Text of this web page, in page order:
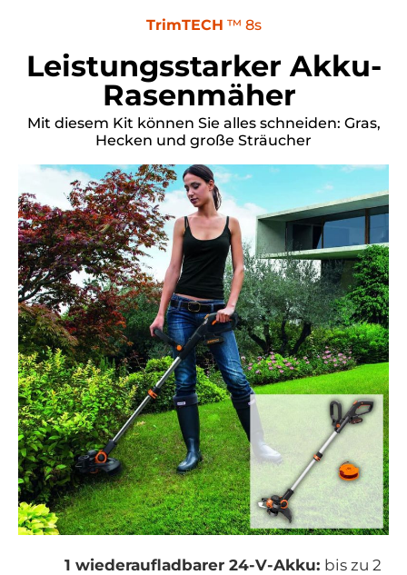
TrimTECH ™ 8s
Leistungsstarker Akku-
Rasenmäher
Mit diesem Kit können Sie alles schneiden: Gras,
Hecken und große Sträucher
1 wiederaufladbarer 24-V-Akku: bis zu 2